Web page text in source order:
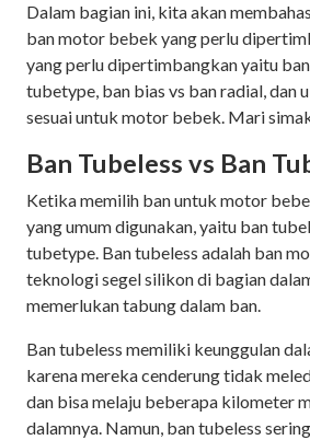
Dalam bagian ini, kita akan
ban motor bebek yang perlu
yang perlu dipertimbangkan yaitu
tubetype, ban bias vs ban radial, dan
sesuai untuk motor bebek. Mari
Ban Tubeless vs Ban
Ketika memilih ban untuk motor
yang umum digunakan, yaitu ban
tubetype. Ban tubeless adalah ban
teknologi segel silikon di bagian
memerlukan tabung dalam ban.
Ban tubeless memiliki keunggulan
karena mereka cenderung tidak
dan bisa melaju beberapa kilometer
dalamnya. Namun, ban tubeless